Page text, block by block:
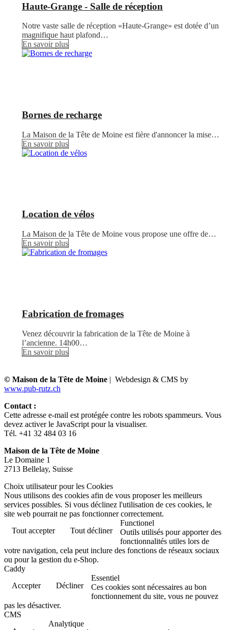
Haute-Grange - Salle de réception
Notre vaste salle de réception «Haute-Grange» est dotée d’un
magnifique haut plafond…
En savoir plus
Bornes de recharge
La Maison de la Tête de Moine est fière d'annoncer la mise…
En savoir plus
Location de vélos
La Maison de la Tête de Moine vous propose une offre de…
En savoir plus
Fabrication de fromages
Venez découvrir la fabrication de la Tête de Moine à
l’ancienne. 14h00…
En savoir plus
© Maison de la Tête de Moine | Webdesign & CMS by
www.pub-rutz.ch
Contact :
Cette adresse e-mail est protégée contre les robots spammeurs. Vous
devez activer le JavaScript pour la visualiser.
Tél. +41 32 484 03 16
Maison de la Tête de Moine
Le Domaine 1
2713 Bellelay, Suisse
Choix utilisateur pour les Cookies
Nous utilisons des cookies afin de vous proposer les meilleurs
services possibles. Si vous déclinez l'utilisation de ces cookies, le
site web pourrait ne pas fonctionner correctement.
Tout accepter
Tout décliner
Functionel
Outils utilisés pour apporter des
fonctionnalités utiles lors de
votre navigation, cela peut inclure des fonctions de réseaux sociaux
ou pour la gestion du e-Shop.
Caddy
Accepter
Décliner
Essentiel
Ces cookies sont nécessaires au bon
fonctionnement du site, vous ne pouvez
pas les désactiver.
CMS
Analytique